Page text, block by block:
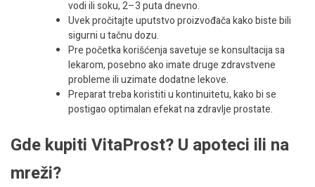
vodi ili soku, 2–3 puta dnevno.
Uvek pročitajte uputstvo proizvođača kako biste bili
sigurni u tačnu dozu.
Pre početka korišćenja savetuje se konsultacija sa
lekarom, posebno ako imate druge zdravstvene
probleme ili uzimate dodatne lekove.
Preparat treba koristiti u kontinuitetu, kako bi se
postigao optimalan efekat na zdravlje prostate.
Gde kupiti VitaProst? U apoteci ili na
mreži?